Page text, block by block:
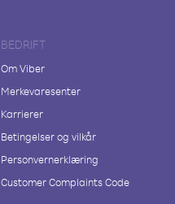
BEDRIFT
Om Viber
Merkevaresenter
Karrierer
Betingelser og vilkår
Personvernerklæring
Customer Complaints Code